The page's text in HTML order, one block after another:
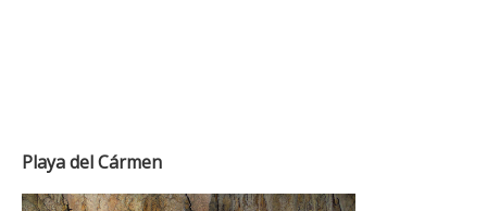
Playa del Cármen